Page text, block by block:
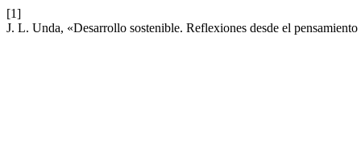
[1]
J. L. Unda, «Desarrollo sostenible. Reflexiones desde el